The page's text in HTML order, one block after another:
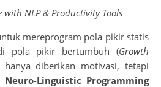
with NLP & Productivity Tools
mereprogram pola pikir statis
pola pikir bertumbuh (Growth
hanya diberikan motivasi, tetapi
Neuro-Linguistic Programming